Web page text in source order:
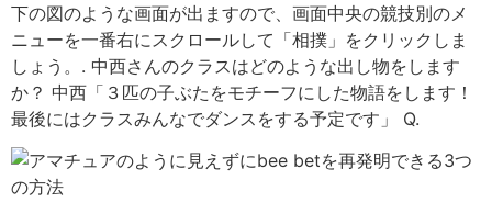
下の図のような画面が出ますので、画面中央の競技別のメ
ニューを一番右にスクロールして「相撲」をクリックしま
しょう。. 中西さんのクラスはどのような出し物をします
か？ 中西「３匹の子ぶたをモチーフにした物語をします！
最後にはクラスみんなでダンスをする予定です」 Q.